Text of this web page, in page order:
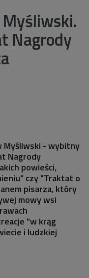
Myśliwski.
Nagrody
Myśliwski - wybitny
Nagrody
powieści,
czy "Traktat o
pisarza, który
mowy wsi
"w krąg
i ludzkiej